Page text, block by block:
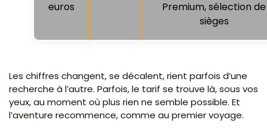
euros
Premium, sélection de
sièges
Les chiffres changent, se décalent, rient parfois d’une
recherche à l’autre. Parfois, le tarif se trouve là, sous vos
yeux, au moment où plus rien ne semble possible. Et
l’aventure recommence, comme au premier voyage.